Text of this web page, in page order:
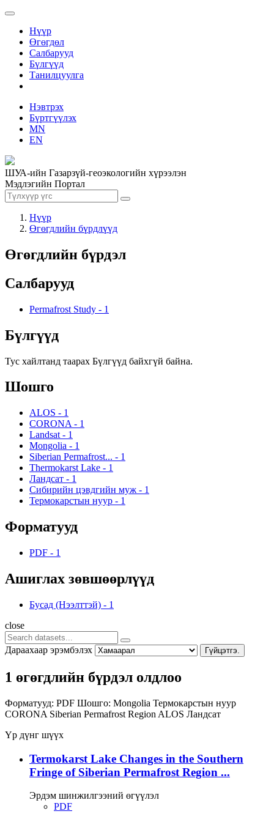
Нүүр
Өгөгдөл
Салбарууд
Бүлгүүд
Танилцуулга
Нэвтрэх
Бүртгүүлэх
MN
EN
ШУА-ийн Газарзүй-геоэкологийн хүрээлэн
Мэдлэгийн Портал
Нүүр
Өгөгдлийн бүрдлүүд
Өгөгдлийн бүрдэл
Салбарууд
Permafrost Study - 1
Бүлгүүд
Тус хайлтанд таарах Бүлгүүд байхгүй байна.
Шошго
ALOS - 1
CORONA - 1
Landsat - 1
Mongolia - 1
Siberian Permafrost... - 1
Thermokarst Lake - 1
Ландсат - 1
Сибирийн цэвдгийн муж - 1
Термокарстын нуур - 1
Форматууд
PDF - 1
Ашиглах зөвшөөрлүүд
Бусад (Нээлттэй) - 1
close
Дараахаар эрэмбэлэх Гүйцэтгэ.
1 өгөгдлийн бүрдэл олдлоо
Форматууд: PDF Шошго: Mongolia Термокарстын нуур
CORONA Siberian Permafrost Region ALOS Ландсат
Үр дүнг шүүх
Termokarst Lake Changes in the Southern
Fringe of Siberian Permafrost Region ...
Эрдэм шинжилгээний өгүүлэл
PDF